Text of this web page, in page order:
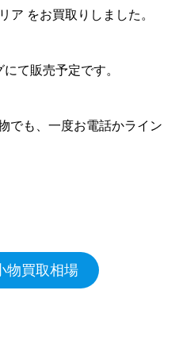
ア をお買取りしました。
て販売予定です。
でも、一度お電話かライン
物買取相場